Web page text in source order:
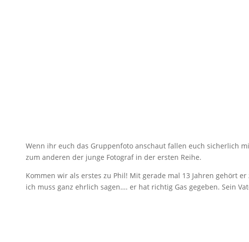
Wenn ihr euch das Gruppenfoto anschaut fallen euch sicherlich
zum anderen der junge Fotograf in der ersten Reihe.
Kommen wir als erstes zu Phil! Mit gerade mal 13 Jahren gehört
ich muss ganz ehrlich sagen…. er hat richtig Gas gegeben. Sein